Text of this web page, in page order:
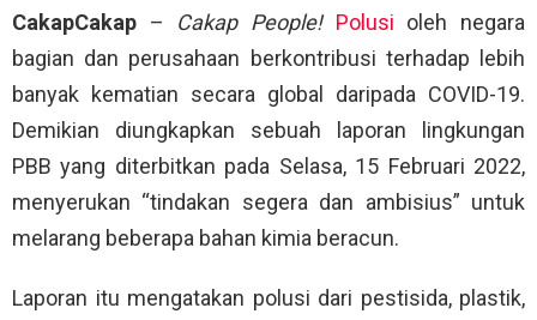
CakapCakap – Cakap People! Polusi oleh negara
bagian dan perusahaan berkontribusi terhadap lebih
banyak kematian secara global daripada COVID-19.
Demikian diungkapkan sebuah laporan lingkungan
PBB yang diterbitkan pada Selasa, 15 Februari 2022,
menyerukan “tindakan segera dan ambisius” untuk
melarang beberapa bahan kimia beracun.
Laporan itu mengatakan polusi dari pestisida, plastik,